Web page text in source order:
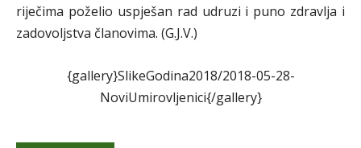
riječima poželio uspješan rad udruzi i puno zdravlja i
zadovoljstva članovima. (G.J.V.)
{gallery}SlikeGodina2018/2018-05-28-
NoviUmirovljenici{/gallery}